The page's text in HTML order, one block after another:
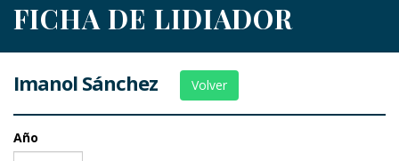
FICHA DE LIDIADOR
Imanol Sánchez Volver
Año